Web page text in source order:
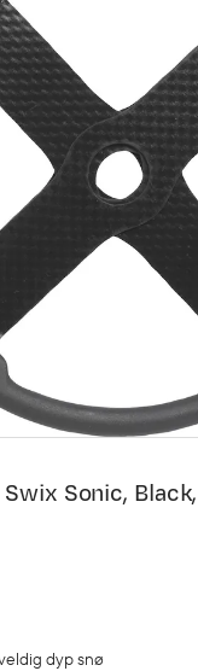
Sonic,
dyp snø